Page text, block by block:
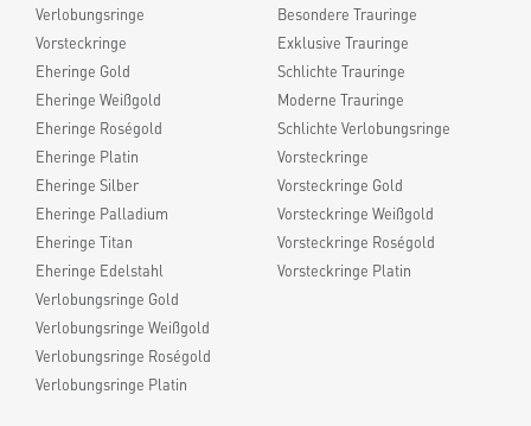
Verlobungsringe
Vorsteckringe
Eheringe Gold
Eheringe Weißgold
Eheringe Roségold
Eheringe Platin
Eheringe Silber
Eheringe Palladium
Eheringe Titan
Eheringe Edelstahl
Verlobungsringe Gold
Verlobungsringe Weißgold
Verlobungsringe Roségold
Verlobungsringe Platin
Besondere Trauringe
Exklusive Trauringe
Schlichte Trauringe
Moderne Trauringe
Schlichte Verlobungsringe
Vorsteckringe
Vorsteckringe Gold
Vorsteckringe Weißgold
Vorsteckringe Roségold
Vorsteckringe Platin